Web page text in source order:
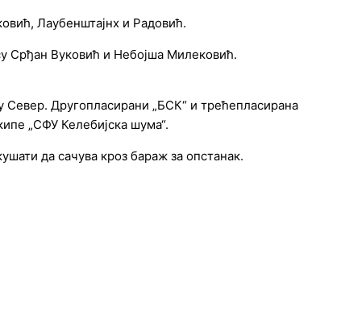
Лаубенштајнх и Радовић.
Срђан Вуковић и Небојша Милековић.
Север. Другопласирани „БСК“ и трећепласирана
„СФУ Келебијска шума“.
да сачува кроз бараж за опстанак.